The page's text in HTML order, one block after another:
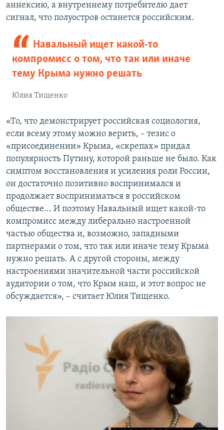
аннексию, а внутреннему потребителю дает
сигнал, что полуостров останется российским.
Навальный ищет какой-то
компромисс о том, что так или иначе
тему Крыма нужно решать
Юлия Тищенко
«То, что демонстрирует российская социология,
если всему этому можно верить, – тезис о
«присоединении» Крыма, «скрепах» придал
популярность Путину, которой раньше не было. Как
симптом восстановления и усиления роли России,
он достаточно позитивно воспринимался и
продолжает восприниматься в российском
обществе... И поэтому Навальный ищет какой-то
компромисс между либерально настроенной
частью общества и, возможно, западными
партнерами о том, что так или иначе тему Крыма
нужно решать. А с другой стороны, между
настроениями значительной части российской
аудитории о том, что Крым наш, и этот вопрос не
обсуждается», – считает Юлия Тищенко.